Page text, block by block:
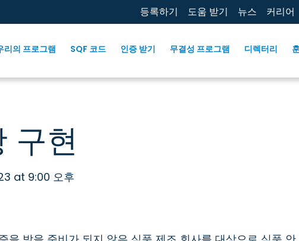
등록하기 도움 받기 뉴스 커리어
리의 프로그램 SQF 코드 인증 받기 무결성 프로그램 디렉터리
구현
at 9:00 오후